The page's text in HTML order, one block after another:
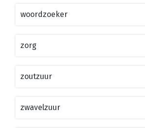
woordzoeker
zorg
zoutzuur
zwavelzuur